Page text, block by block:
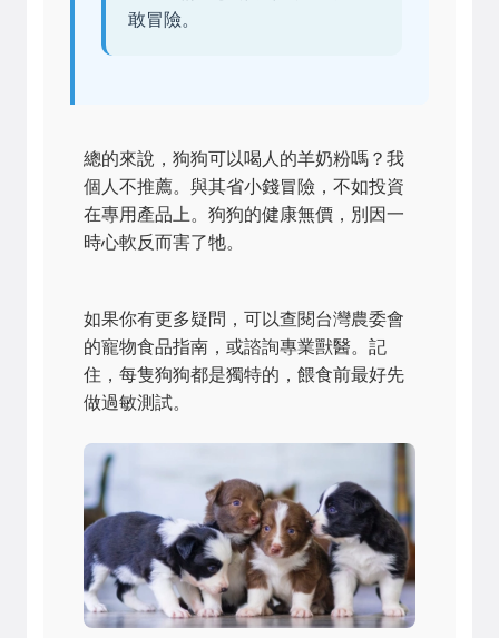
敢冒險。
總的來說，狗狗可以喝人的羊奶粉嗎？我
個人不推薦。與其省小錢冒險，不如投資
在專用產品上。狗狗的健康無價，別因一
時心軟反而害了牠。
如果你有更多疑問，可以查閱台灣農委會
的寵物食品指南，或諮詢專業獸醫。記
住，每隻狗狗都是獨特的，餵食前最好先
做過敏測試。